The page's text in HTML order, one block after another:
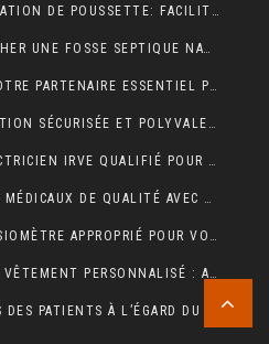
TROUVER LA MEILLEURE LOCATION DE POUSSETTE: FACILITEZ VOS DÉPLACEMENTS AVEC BÉBÉ
EST-IL POSSIBLE DE DÉBOUCHER UNE FOSSE SEPTIQUE NATURELLEMENT ?
TAXI VSL HAUTE-SAVOIE : VOTRE PARTENAIRE ESSENTIEL POUR DES DÉPLACEMENTS MÉDICAUX SÛRS ET CONFORTABLES
LE CLOUD PRIVÉ : UNE SOLUTION SÉCURISÉE ET POLYVALENTE POUR LE STOCKAGE ET L’ACCÈS AUX DONNÉES
COMMENT TROUVER UN ÉLECTRICIEN IRVE QUALIFIÉ POUR VOTRE PROJET DE MOBILITÉ ÉLECTRIQUE ?
FACILITÉ D’ACCÈS AUX SOINS MÉDICAUX DE QUALITÉ AVEC LES TAXIS VSL DE CLERMONT-FERRAND
COMMENT TROUVER LE TENSIOMÈTRE APPROPRIÉ POUR VOUS?
DÉFIS ET OPPORTUNITÉS DU VÊTEMENT PERSONNALISÉ : ANALYSE DU SECTEUR